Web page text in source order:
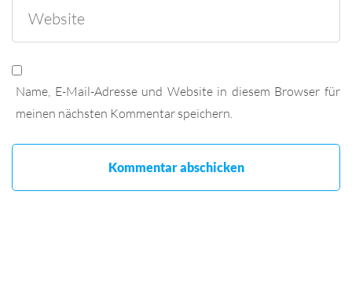
Name, E-Mail-Adresse und Website in diesem Browser für
meinen nächsten Kommentar speichern.